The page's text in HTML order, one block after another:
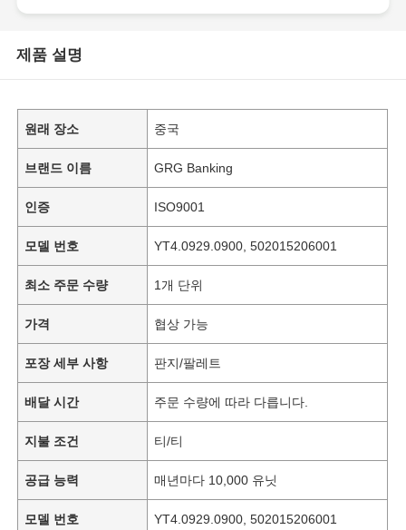
제품 설명
원래 장소 중국
브랜드 이름 GRG Banking
인증 ISO9001
모델 번호 YT4.0929.0900, 502015206001
최소 주문 수량 1개 단위
가격 협상 가능
포장 세부 사항 판지/팔레트
배달 시간 주문 수량에 따라 다릅니다.
지불 조건 티/티
공급 능력 매년마다 10,000 유닛
모델 번호 YT4.0929.0900, 502015206001